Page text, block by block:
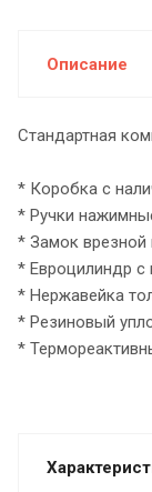
Описание
Стандартная
* Коробка с
* Ручки
* Замок
* Евроцилиндр
* Нержавейка
* Резиновый
*